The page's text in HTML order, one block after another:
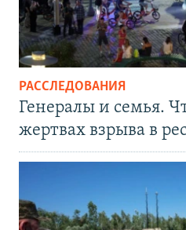
РАССЛЕДОВАНИЯ
Генералы и семья.
жертвах взрыва в